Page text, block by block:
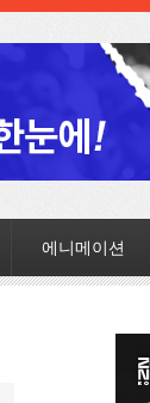
에니메이션